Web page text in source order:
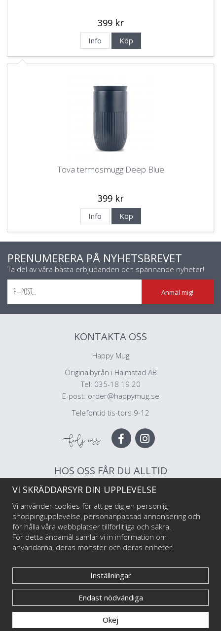
399 kr
Info Köp
Tova termosmugg Deep Blue
399 kr
Info Köp
PRENUMERERA PÅ NYHETSBREVET
Ta del av våra bästa erbjudanden och spännande nyheter!
Anmäl mig!
KONTAKTA OSS
Happy Mug
Originalbyrån i Halmstad AB
Tel: 035-18 19 20
E-post: order@happymug.se
Telefontid tis-tors 9-12
Följ oss
HOS OSS FÅR DU ALLTID
Muggar av högsta kvalitet
Snabb leverans
Trygg betalning
Välkommen till Happy Mug som är Sveriges första och största muggtryckeri av
emaljmuggar till privatpersoner och företag, illustratörer och konstnärer. Vi
© Happy Mug 2025
VI SKRÄDDARSYR DIN UPPLEVELSE
Vi använder cookies för att ge dig en personlig
shoppingupplevelse, personanpassad annonsering och
för hålla våra webbplatser tillförlitliga och säkra.
För detta ändamål samlar vi in information om
användarna, deras mönster och deras enheter.
Inställningar
Endast nödvändiga
Okej